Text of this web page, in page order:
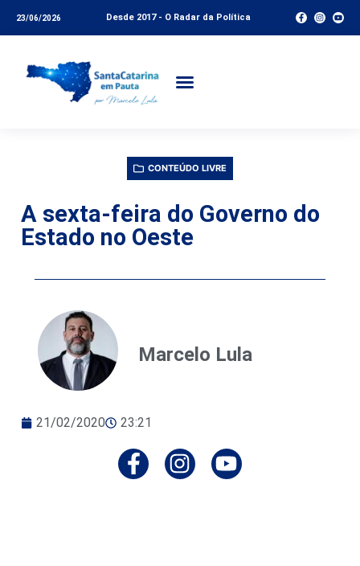
23/06/2026 Desde 2017 - O Radar da Política
CONTEÚDO LIVRE
A sexta-feira do Governo do
Estado no Oeste
Marcelo Lula
21/02/2020 23:21